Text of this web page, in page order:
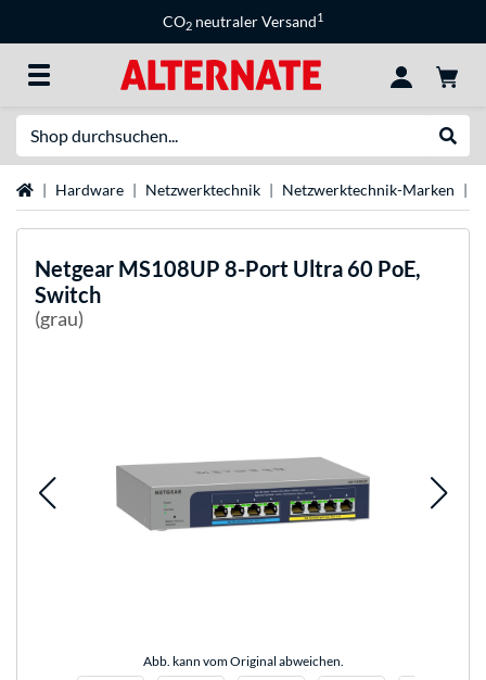
CO2 neutraler Versand1
StartseiteHardware Netzwerktechnik Netzwerktechnik-Marken
Netgear MS108UP 8-Port Ultra 60 PoE,
Switch
(grau)
Abb. kann vom Original abweichen.